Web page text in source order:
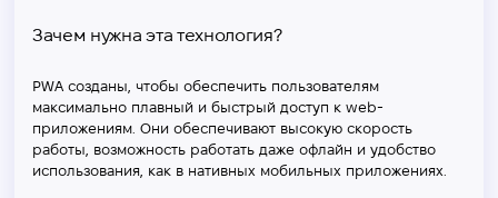
Зачем нужна эта технология?
PWA созданы, чтобы обеспечить пользователям
максимально плавный и быстрый доступ к web-
приложениям. Они обеспечивают высокую скорость
работы, возможность работать даже офлайн и удобство
использования, как в нативных мобильных приложениях.